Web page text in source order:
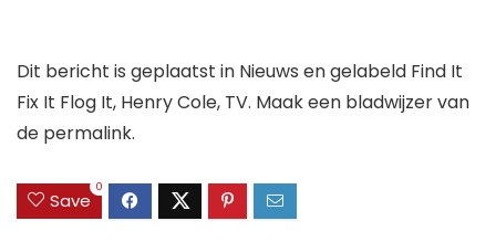
Dit bericht is geplaatst in Nieuws en gelabeld Find It
Fix It Flog It, Henry Cole, TV. Maak een bladwijzer van
de permalink.
Save
0